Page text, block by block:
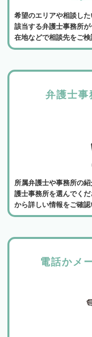
希望のエリアや相談した
該当する弁護士事務所
在地などで相談先をご検
弁護士事
所属弁護士や事務所の
護士事務所を選んでく
から詳しい情報をご確認
電話かメ